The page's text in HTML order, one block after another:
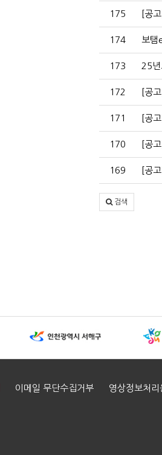
175 [공
174 보탬
173 25년
172 [공
171 [공
170 [공
169 [공
검색
이메일 무단수집거부 영상정보처리